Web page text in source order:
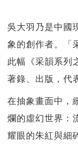
吳大羽乃是中國
象的創作者。「
此幅《采韻系列
著錄、出版，代
在抽象畫面中，
爛的虛幻世界：
耀眼的朱紅與細